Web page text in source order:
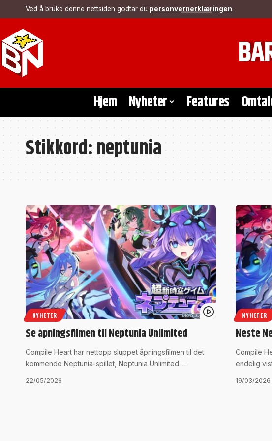
Ved å bruke denne nettsiden godtar du personvernerklæringen.
Hjem Nyheter Features
Stikkord:neptunia
NYHETER
Se åpningsfilmen til Neptunia Unlimited
Compile Heart har nettopp sluppet åpningsfilmen til det
kommende Neptunia-spillet, Neptunia Unlimited.…
22/05/2026
NYHETER
Neste
Compile
endelig
19/03/2026